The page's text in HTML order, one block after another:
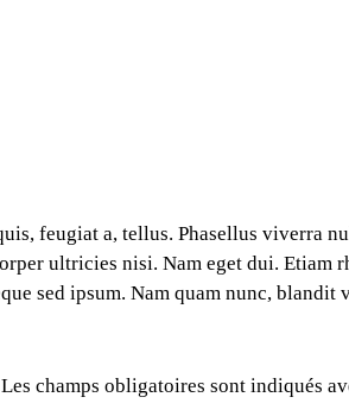
feugiat a, tellus. Phasellus viverra
ultricies nisi. Nam eget dui. Etiam
sed ipsum. Nam quam nunc,
Les champs obligatoires sont indiqués